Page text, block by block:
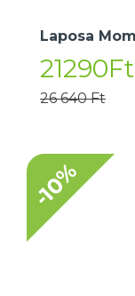
Laposa
21290Ft
26 640 Ft
-10%